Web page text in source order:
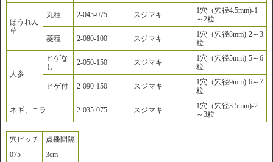
ほうれん
草
丸種 2-045-075 スジマキ
1穴（穴径4.5mm)-1
～2粒
菱種 2-080-100 スジマキ
1穴（穴径8mm)-2～3
粒
人参
ヒゲな
し
2-050-150 スジマキ
1穴（穴径5mm)-5～6
粒
ヒゲ付 2-090-150 スジマキ
1穴（穴径9mm)-6～7
粒
ネギ、ニラ 2-035-075 スジマキ
1穴（穴径3.5mm)-2
～3粒
穴ピッチ
点播間隔
075
3cm